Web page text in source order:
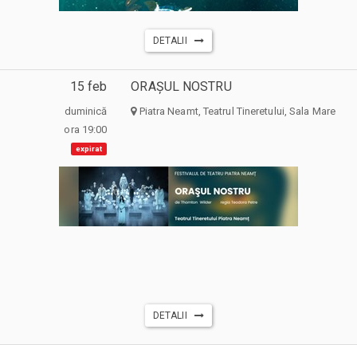
DETALII
15 feb
duminică
ora 19:00
expirat
ORAȘUL NOSTRU
Piatra Neamt, Teatrul Tineretului, Sala Mare
DETALII